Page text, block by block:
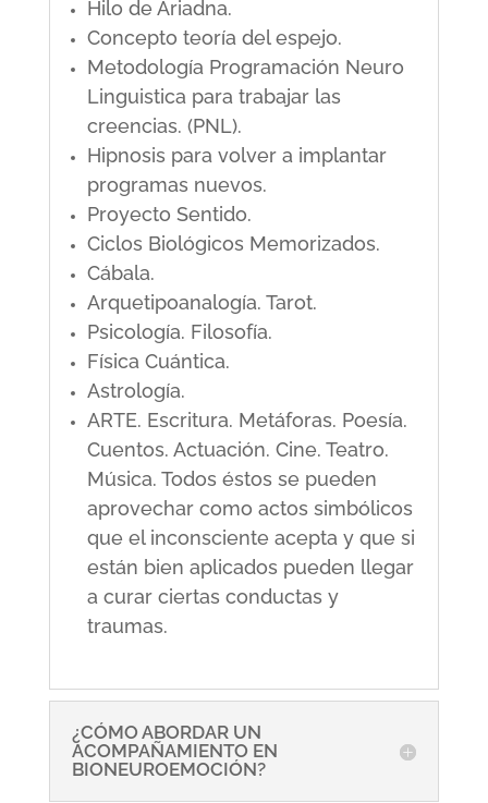
Hilo de Ariadna.
Concepto teoría del espejo.
Metodología Programación Neuro
Linguistica para trabajar las
creencias. (PNL).
Hipnosis para volver a implantar
programas nuevos.
Proyecto Sentido.
Ciclos Biológicos Memorizados.
Cábala.
Arquetipoanalogía. Tarot.
Psicología. Filosofía.
Física Cuántica.
Astrología.
ARTE. Escritura. Metáforas. Poesía.
Cuentos. Actuación. Cine. Teatro.
Música. Todos éstos se pueden
aprovechar como actos simbólicos
que el inconsciente acepta y que si
están bien aplicados pueden llegar
a curar ciertas conductas y
traumas.
¿CÓMO ABORDAR UN
ACOMPAÑAMIENTO EN
BIONEUROEMOCIÓN?